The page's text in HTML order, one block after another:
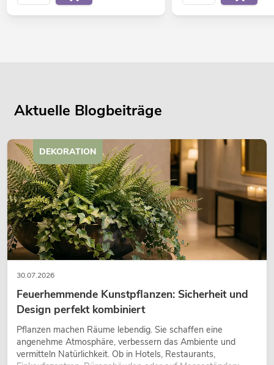
Aktuelle Blogbeiträge
30.07.2026
Feuerhemmende Kunstpflanzen: Sicherheit und
Design perfekt kombiniert
Pflanzen machen Räume lebendig. Sie schaffen eine
angenehme Atmosphäre, verbessern das Ambiente und
vermitteln Natürlichkeit. Ob in Hotels, Restaurants,
DEKORATION